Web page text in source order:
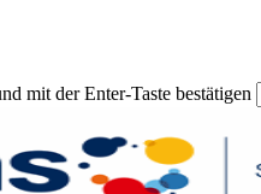
mit der Enter-Taste bestätigen